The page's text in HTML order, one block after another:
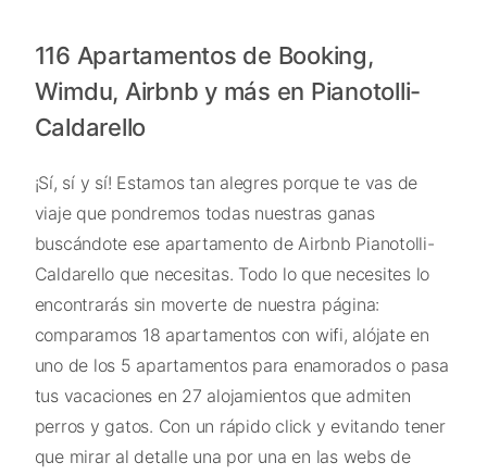
116 Apartamentos de Booking,
Wimdu, Airbnb y más en Pianotolli-
Caldarello
¡Sí, sí y sí! Estamos tan alegres porque te vas de
viaje que pondremos todas nuestras ganas
buscándote ese apartamento de Airbnb Pianotolli-
Caldarello que necesitas. Todo lo que necesites lo
encontrarás sin moverte de nuestra página:
comparamos 18 apartamentos con wifi, alójate en
uno de los 5 apartamentos para enamorados o pasa
tus vacaciones en 27 alojamientos que admiten
perros y gatos. Con un rápido click y evitando tener
que mirar al detalle una por una en las webs de